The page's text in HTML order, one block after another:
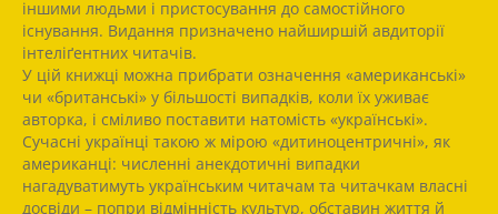
іншими людьми і пристосування до самостійного
існування. Видання призначено найширшій авдиторії
інтеліґентних читачів.
У цій книжці можна прибрати означення «американські»
чи «британські» у більшості випадків, коли їх уживає
авторка, і сміливо поставити натомість «українські».
Сучасні українці такою ж мірою «дитиноцентричні», як
американці: численні анекдотичні випадки
нагадуватимуть українським читачам та читачкам власні
досвіди – попри відмінність культур, обставин життя й